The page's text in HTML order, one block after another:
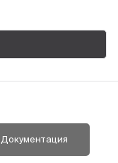
Документация